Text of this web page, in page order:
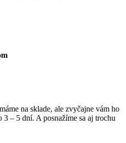
na sklade, ale zvyčajne vám ho
– 5 dní. A posnažíme sa aj trochu